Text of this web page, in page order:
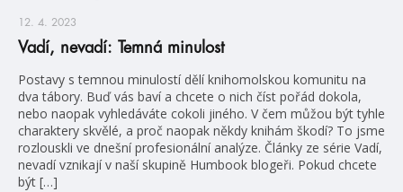
12. 4. 2023
Vadí, nevadí: Temná minulost
Postavy s temnou minulostí dělí knihomolskou komunitu na
dva tábory. Buď vás baví a chcete o nich číst pořád dokola,
nebo naopak vyhledáváte cokoli jiného. V čem můžou být tyhle
charaktery skvělé, a proč naopak někdy knihám škodí? To jsme
rozlouskli ve dnešní profesionální analýze. Články ze série Vadí,
nevadí vznikají v naší skupině Humbook blogeři. Pokud chcete
být […]